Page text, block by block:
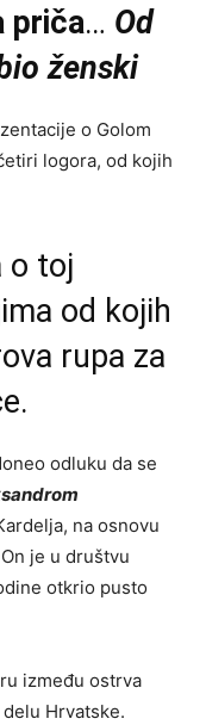
priča… Od
ženski
o Golom
logora, od kojih
o toj
od kojih
rupa za
odluku da se
na osnovu
je u društvu
otkrio pusto
između ostrva
Hrvatske.